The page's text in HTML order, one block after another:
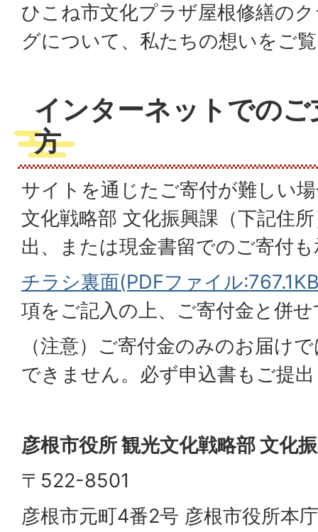
ひこね市文化プラザ屋根修繕の
グについて、私たちの想いをご
インターネットでの
方
サイトを通じたご寄付が難しい
文化戦略部 文化振興課（下記住
出、または現金書留でのご寄付
チラシ裏面(PDFファイル
項をご記入の上、ご寄付金と併
（注意）ご寄付金のみのお届け
できません。必ず申込書もご提
彦根市役所 観光文化戦略部 文化
〒522-8501
彦根市元町4番2号 彦根市役所本